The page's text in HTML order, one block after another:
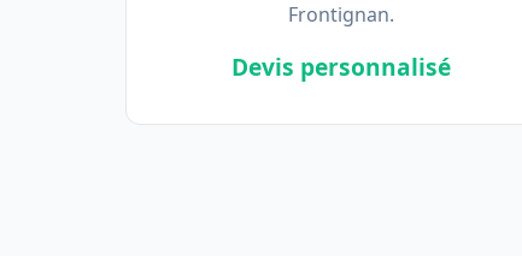
Frontignan.
Devis personnalisé